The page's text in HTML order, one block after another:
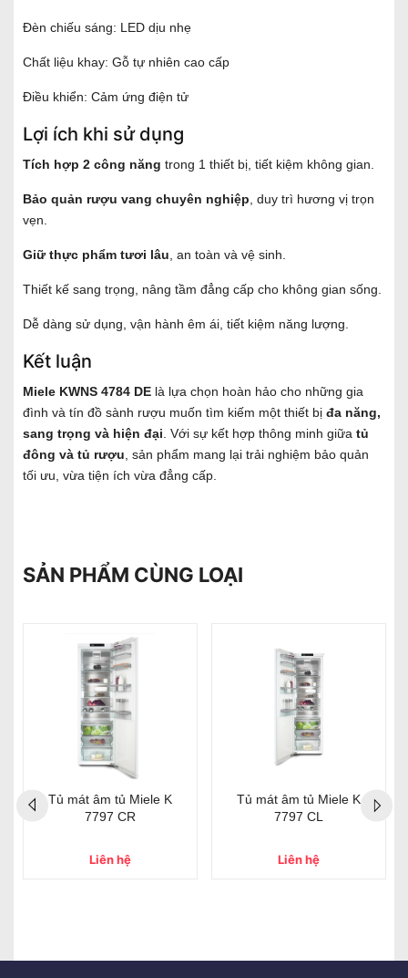
Đèn chiếu sáng: LED dịu nhẹ
Chất liệu khay: Gỗ tự nhiên cao cấp
Điều khiển: Cảm ứng điện tử
Lợi ích khi sử dụng
Tích hợp 2 công năng trong 1 thiết bị, tiết kiệm không gian.
Bảo quản rượu vang chuyên nghiệp , duy trì hương vị trọn
vẹn.
Giữ thực phẩm tươi lâu , an toàn và vệ sinh.
Thiết kế sang trọng, nâng tầm đẳng cấp cho không gian sống.
Dễ dàng sử dụng, vận hành êm ái, tiết kiệm năng lượng.
Kết luận
Miele KWNS 4784 DE là lựa chọn hoàn hảo cho những gia
đình và tín đồ sành rượu muốn tìm kiếm một thiết bị đa năng,
sang trọng và hiện đại . Với sự kết hợp thông minh giữa tủ
đông và tủ rượu , sản phẩm mang lại trải nghiệm bảo quản
tối ưu, vừa tiện ích vừa đẳng cấp.
SẢN PHẨM CÙNG LOẠI
Tủ mát âm tủ Miele K
7797 CR
Liên hệ
Tủ mát âm tủ Miele K
7797 CL
Liên hệ